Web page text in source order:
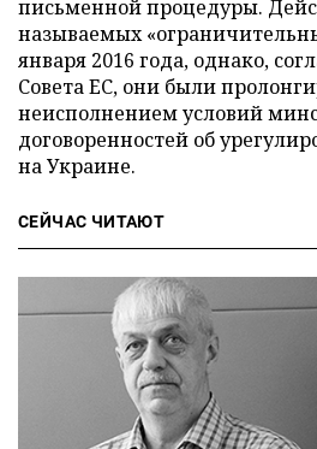
письменной процедуры.
называемых
января 2016 года, однако,
Совета ЕС, они были
неисполнением условий
договоренностей об
на Украине.
СЕЙЧАС ЧИТАЮТ